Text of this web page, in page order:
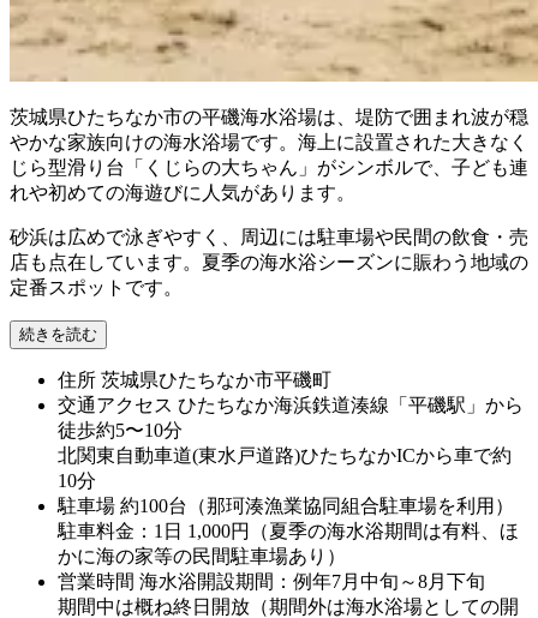
茨城県ひたちなか市の平磯海水浴場は、堤防で囲まれ波が穏
やかな家族向けの海水浴場です。海上に設置された大きなく
じら型滑り台「くじらの大ちゃん」がシンボルで、子ども連
れや初めての海遊びに人気があります。
砂浜は広めで泳ぎやすく、周辺には駐車場や民間の飲食・売
店も点在しています。夏季の海水浴シーズンに賑わう地域の
定番スポットです。
続きを読む
住所 茨城県ひたちなか市平磯町
交通アクセス ひたちなか海浜鉄道湊線「平磯駅」から
徒歩約5〜10分
北関東自動車道(東水戸道路)ひたちなかICから車で約
10分
駐車場 約100台（那珂湊漁業協同組合駐車場を利用）
駐車料金：1日 1,000円（夏季の海水浴期間は有料、ほ
かに海の家等の民間駐車場あり）
営業時間 海水浴開設期間：例年7月中旬～8月下旬
期間中は概ね終日開放（期間外は海水浴場としての開